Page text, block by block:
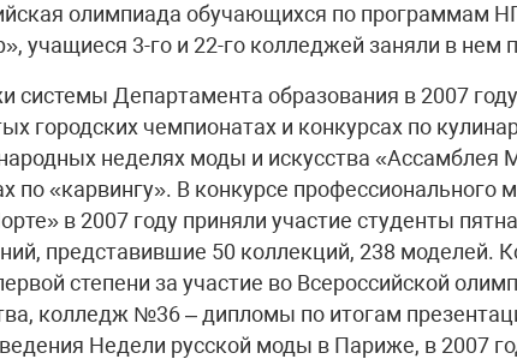
олимпиада обучающихся по программам
учащиеся 3-го и 22-го колледжей заняли в нем
системы Департамента образования в 2007
городских чемпионатах и конкурсах по
неделях моды и искусства «Ассамблея
по «карвингу». В конкурсе профессионального
в 2007 году приняли участие студенты
представившие 50 коллекций, 238 моделей.
степени за участие во Всероссийской
колледж №36 – дипломы по итогам
Недели русской моды в Париже, в 2007